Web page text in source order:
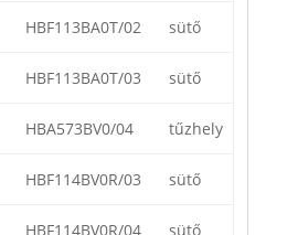
HBF113BA0T/02 sütő
HBF113BA0T/03 sütő
HBA573BV0/04 tűzhely
HBF114BV0R/03 sütő
HBF114BV0R/04 sütő